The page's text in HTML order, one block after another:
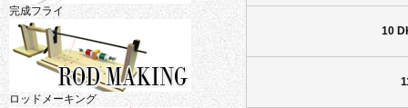
10
完成フライ
ロッドメーキング